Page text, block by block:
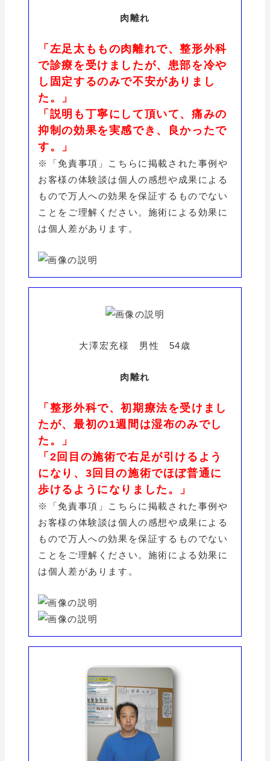
肉離れ
「左足太ももの肉離れで、整形外科
で診療を受けましたが、患部を冷や
し固定するのみで不安がありまし
た。」
「説明も丁寧にして頂いて、痛みの
抑制の効果を実感でき、良かったで
す。」
※「免責事項」こちらに掲載された事例や
お客様の体験談は個人の感想や成果による
もので万人への効果を保証するものでない
ことをご理解ください。施術による効果に
は個人差があります。
大澤宏充様 男性 54歳
肉離れ
「整形外科で、初期療法を受けまし
たが、最初の1週間は湿布のみでし
た。」
「2回目の施術で右足が引けるよう
になり、3回目の施術でほぼ普通に
歩けるようになりました。」
※「免責事項」こちらに掲載された事例や
お客様の体験談は個人の感想や成果による
もので万人への効果を保証するものでない
ことをご理解ください。施術による効果に
は個人差があります。